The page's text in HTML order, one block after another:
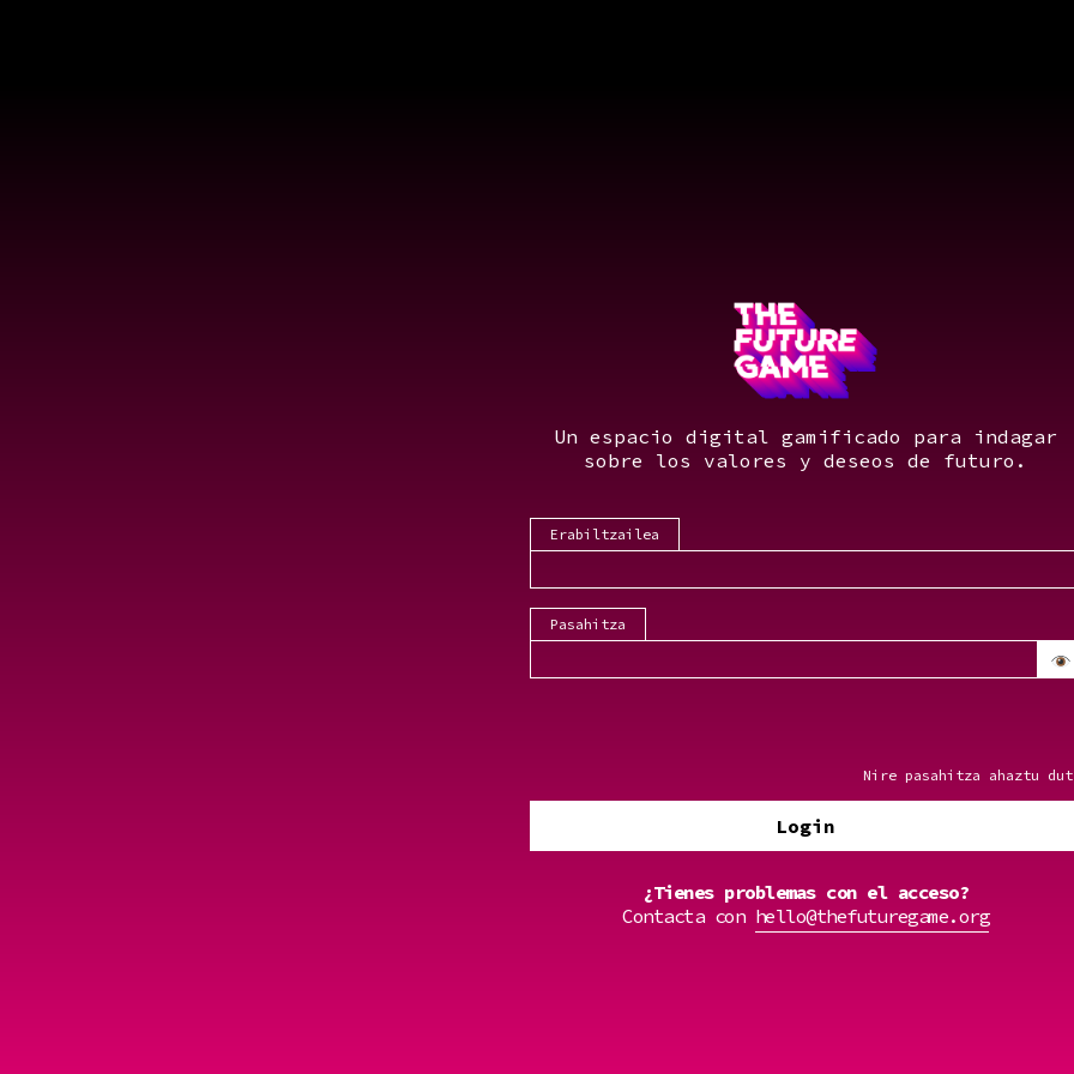
Un espacio digital gamificado para indagar
sobre los valores y deseos de futuro.
Erabiltzailea
Pasahitza
Nire pasahitza ahaztu
Login
¿Tienes problemas con el acceso?
Contacta con hello@thefuturegame.org